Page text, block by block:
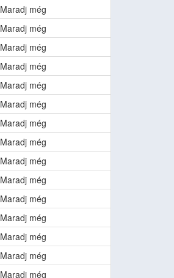
Maradj még
Maradj még
Maradj még
Maradj még
Maradj még
Maradj még
Maradj még
Maradj még
Maradj még
Maradj még
Maradj még
Maradj még
Maradj még
Maradj még
Maradj még